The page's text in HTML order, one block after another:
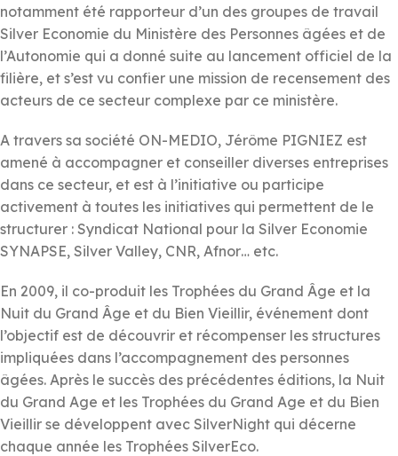
notamment été rapporteur d’un des groupes de travail
Silver Economie du Ministère des Personnes âgées et de
l’Autonomie qui a donné suite au lancement officiel de la
filière, et s’est vu confier une mission de recensement des
acteurs de ce secteur complexe par ce ministère.
A travers sa société ON-MEDIO, Jérôme PIGNIEZ est
amené à accompagner et conseiller diverses entreprises
dans ce secteur, et est à l’initiative ou participe
activement à toutes les initiatives qui permettent de le
structurer : Syndicat National pour la Silver Economie
SYNAPSE, Silver Valley, CNR, Afnor… etc.
En 2009, il co-produit les Trophées du Grand Âge et la
Nuit du Grand Âge et du Bien Vieillir, événement dont
l’objectif est de découvrir et récompenser les structures
impliquées dans l’accompagnement des personnes
âgées. Après le succès des précédentes éditions, la Nuit
du Grand Age et les Trophées du Grand Age et du Bien
Vieillir se développent avec SilverNight qui décerne
chaque année les Trophées SilverEco.